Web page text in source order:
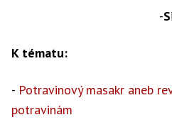
-
K tématu:
- Potravinový masakr aneb
potravinám